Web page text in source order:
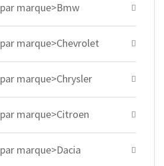
marque>Bmw
marque>Chevrolet
marque>Chrysler
marque>Citroen
marque>Dacia